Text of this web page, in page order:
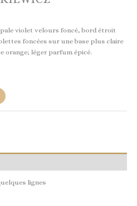
violet velours foncé, bord étroit
foncées sur une base plus claire
orange; léger parfum épicé.
lignes